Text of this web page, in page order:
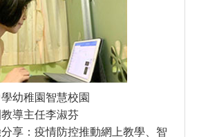
幼稚園智慧校園
導主任李淑芬
享：疫情防控推動網上教學、智